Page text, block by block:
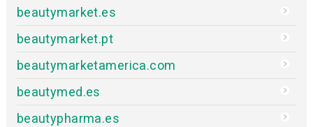
beautymarket.es
beautymarket.pt
beautymarketamerica.com
beautymed.es
beautypharma.es